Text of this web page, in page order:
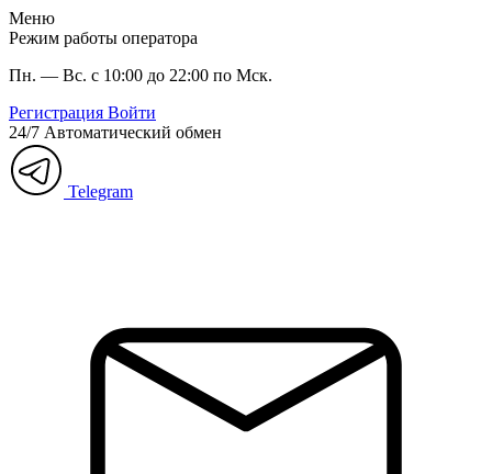
Меню
Режим работы оператора
Пн. — Вс. с 10:00 до 22:00 по Мск.
Регистрация Войти
24/7 Автоматический обмен
Telegram